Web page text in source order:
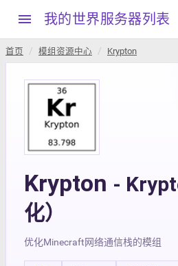
menu 我的世界服务器列表
首页 模组资源中心 Krypton
Krypton -
化）
优化Minecraft网络通信栈的模组